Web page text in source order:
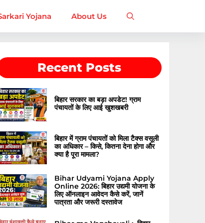
Yojana About Us
Recent Posts
बिहार सरकार का बड़ा अपडेट! ग्राम
पंचायतों के लिए आई खुशखबरी
बिहार में ग्राम पंचायतों को मिला टैक्स वसूली
का अधिकार – किसे, कितना देना होगा और
क्या है पूरा मामला?
Bihar Udyami Yojana Apply
Online 2026: बिहार उद्यमी योजना के
लिए ऑनलाइन आवेदन कैसे करें, जानें
पात्रता और जरूरी दस्तावेज